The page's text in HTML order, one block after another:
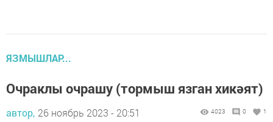
ЯЗМЫШЛАР...
Очраклы очрашу (тормыш язган хикәят)
автор, 26 ноябрь 2023 - 20:51 4023 0 1